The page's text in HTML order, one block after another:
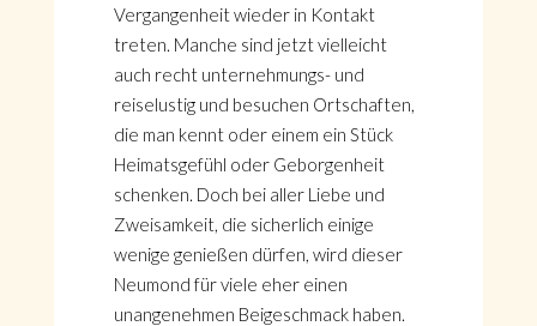
Vergangenheit wieder in Kontakt
treten. Manche sind jetzt vielleicht
auch recht unternehmungs- und
reiselustig und besuchen Ortschaften,
die man kennt oder einem ein Stück
Heimatsgefühl oder Geborgenheit
schenken. Doch bei aller Liebe und
Zweisamkeit, die sicherlich einige
wenige genießen dürfen, wird dieser
Neumond für viele eher einen
unangenehmen Beigeschmack haben.